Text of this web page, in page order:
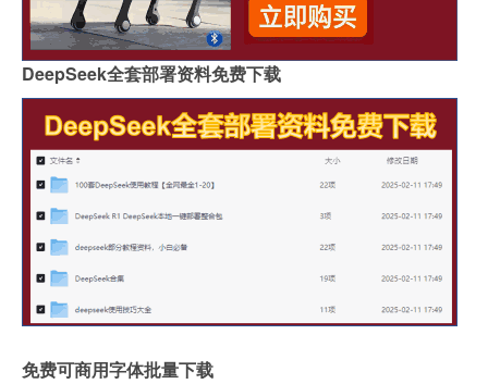
DeepSeek全套部署资料免费下载
免费可商用字体批量下载